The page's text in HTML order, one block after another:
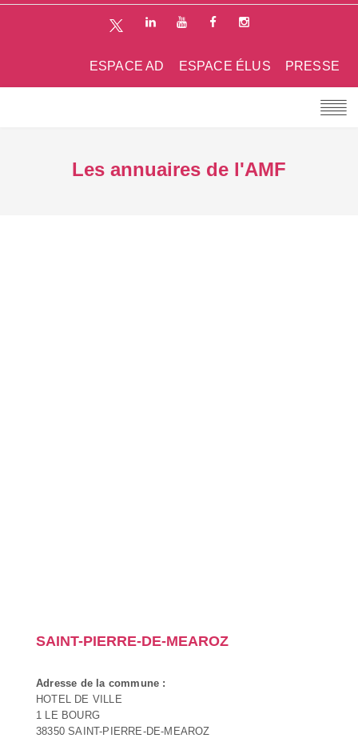
PRESSE
ESPACE ÉLUS
ESPACE AD
Les annuaires de l'AMF
SAINT-PIERRE-DE-MEAROZ
Adresse de la commune :
HOTEL DE VILLE
1 LE BOURG
38350 SAINT-PIERRE-DE-MEAROZ